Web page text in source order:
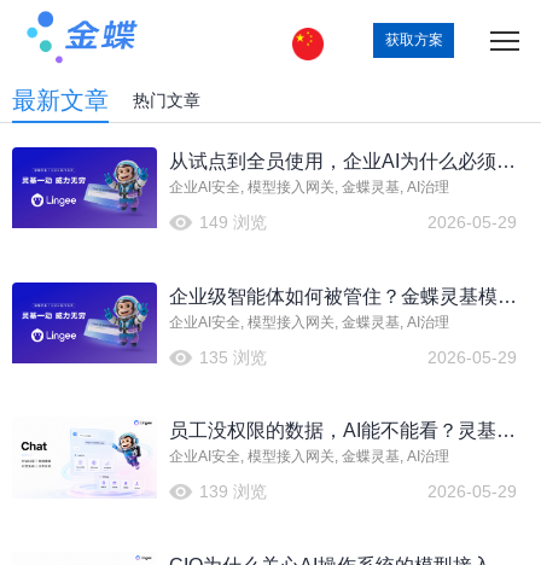
获取方案
最新文章 热门文章
从试点到全员使用，企业AI为什么必须先
建模型接入网关规则
企业AI安全, 模型接入网关, 金蝶灵基, AI治理
2026-05-29
149 浏览
企业级智能体如何被管住？金蝶灵基模型
接入网关的治理价值
企业AI安全, 模型接入网关, 金蝶灵基, AI治理
2026-05-29
135 浏览
员工没权限的数据，AI能不能看？灵基模
型接入网关机制怎么理解
企业AI安全, 模型接入网关, 金蝶灵基, AI治理
2026-05-29
139 浏览